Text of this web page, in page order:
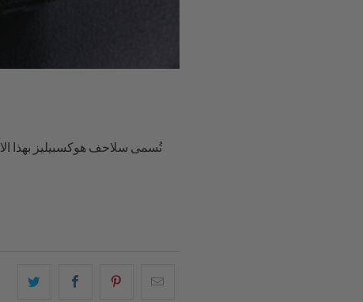
تُسمى سلاحف هوكسبيليز بهذا
شارك
شارك
شارك